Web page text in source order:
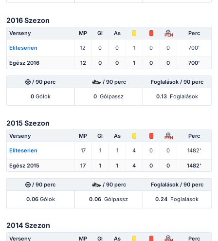
2016 Szezon
Verseny MP Gl As PEN Perc
Eliteserien 12 0 0 1 0 0 700'
Egész 2016 12 0 0 1 0 0 700'
/ 90 perc / 90 perc Foglalások / 90 perc
0Gólok 0 Gólpassz 0.13 Foglalások
2015 Szezon
Verseny MP Gl As PEN Perc
Eliteserien 17 1 1 4 0 0 1482'
Egész 2015 17 1 1 4 0 0 1482'
/ 90 perc / 90 perc Foglalások / 90 perc
0.06Gólok 0.06 Gólpassz 0.24 Foglalások
2014 Szezon
Verseny MP Gl As Perc